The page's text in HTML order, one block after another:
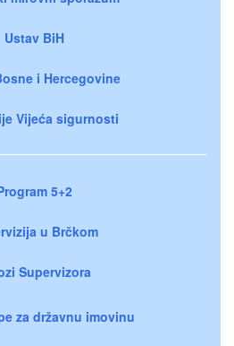
Ustav BiH
i Hercegovine
Vijeća sigurnosti
5+2
u Brčkom
Supervizora
za državnu imovinu